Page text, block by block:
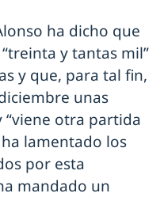
ha dicho que
y tantas mil”
y que, para tal fin,
unas
“viene otra partida
lamentado los
por esta
mandado un